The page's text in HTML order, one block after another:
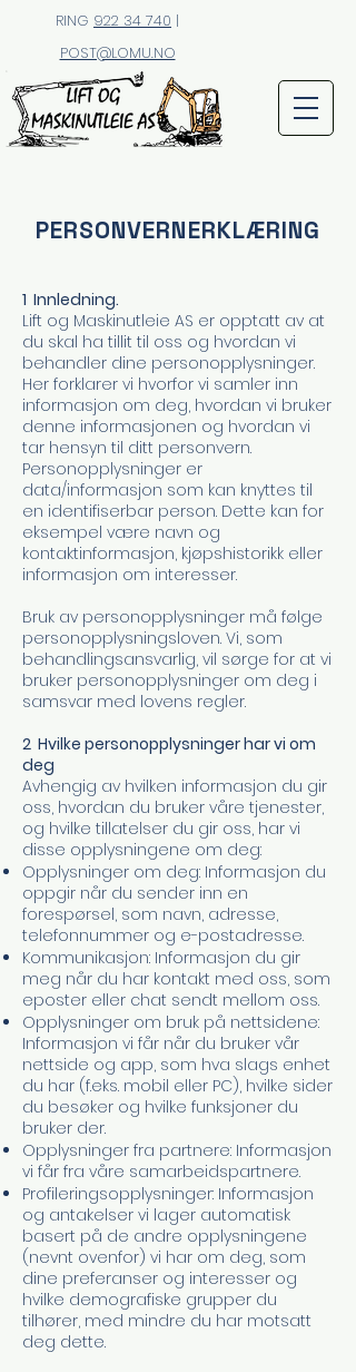
RING 922 34 740 |
POST@LOMU.NO
PERSONVERNERKLÆRING
​1 Innledning.
Lift og Maskinutleie AS er opptatt av at
du skal ha tillit til oss og hvordan vi
behandler dine personopplysninger.
Her forklarer vi hvorfor vi samler inn
informasjon om deg, hvordan vi bruker
denne informasjonen og hvordan vi
tar hensyn til ditt personvern.
Personopplysninger er
data/informasjon som kan knyttes til
en identifiserbar person. Dette kan for
eksempel være navn og
kontaktinformasjon, kjøpshistorikk eller
informasjon om interesser. ​
Bruk av personopplysninger må følge
personopplysningsloven. Vi, som
behandlingsansvarlig, vil sørge for at vi
bruker personopplysninger om deg i
samsvar med lovens regler.
2 Hvilke personopplysninger har vi om
deg
Avhengig av hvilken informasjon du gir
oss, hvordan du bruker våre tjenester,
og hvilke tillatelser du gir oss, har vi
disse opplysningene om deg:
Opplysninger om deg: Informasjon du
oppgir når du sender inn en
forespørsel, som navn, adresse,
telefonnummer og e-postadresse.
Kommunikasjon: Informasjon du gir
meg når du har kontakt med oss, som
eposter eller chat sendt mellom oss.
Opplysninger om bruk på nettsidene:
Informasjon vi får når du bruker vår
nettside og app, som hva slags enhet
du har (f.eks. mobil eller PC), hvilke sider
du besøker og hvilke funksjoner du
bruker der.
Opplysninger fra partnere: Informasjon
vi får fra våre samarbeidspartnere.
Profileringsopplysninger: Informasjon
og antakelser vi lager automatisk
basert på de andre opplysningene
(nevnt ovenfor) vi har om deg, som
dine preferanser og interesser og
hvilke demografiske grupper du
tilhører, med mindre du har motsatt
deg dette.